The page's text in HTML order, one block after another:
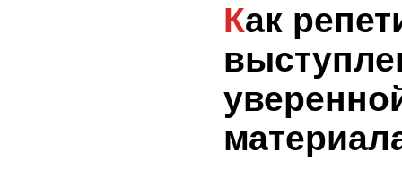
Как репетировать